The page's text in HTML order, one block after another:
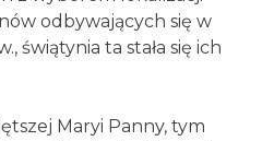
odbywających się w
świątynia ta stała się ich
Maryi Panny, tym